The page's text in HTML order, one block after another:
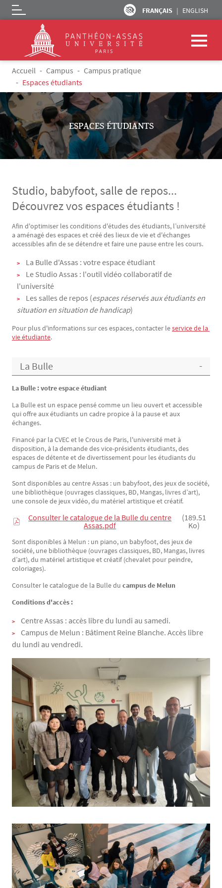
Aller au contenu principal
FRANÇAIS ENGLISH
Logo
Fil d'Ariane
Accueil Campus
Campus pratique
Espaces étudiants
ESPACES ÉTUDIANTS
Studio, babyfoot, salle de repos...
Découvrez vos espaces étudiants !
Texte
Afin d'optimiser les conditions d'études des étudiants, l’université
a aménagé des espaces et créé des lieux de vie et d'échanges
accessibles afin de se détendre et faire une pause entre les cours.
La Bulle d'Assas : votre espace étudiant
Le Studio Assas : l'outil vidéo collaboratif de
l'université
Les salles de repos (espaces réservés aux étudiants en
situation en situation de handicap)
Pour plus d'informations sur ces espaces, contacter leservice de la
vie étudiante.
La Bulle
La Bulle : votre espace étudiant
La Bulle est un espace pensé comme un lieu ouvert et accessible
qui offre aux étudiants un cadre propice à la pause et aux
échanges.
Financé par la CVEC et le Crous de Paris, l'université met à
disposition, à la demande des vice-présidents étudiants, des
espaces de détente et de divertissement pour les étudiants du
campus de Paris et de Melun.
Sont disponibles au centre Assas : un babyfoot, des jeux de société,
une bibliothèque (ouvrages classiques, BD, Mangas, livres d’art),
une console de jeux vidéo, du matériel artistique et créatif.
Consulter le catalogue de la Bulle du centre
Assas.pdf
(189.51
Ko)
Sont disponibles à Melun : un piano, un babyfoot, des jeux de
société, une bibliothèque (ouvrages classiques, BD, Mangas, livres
d’art), du matériel artistique et créatif (chevalet pour peindre,
coloriages).
Consulter le catalogue de la Bulle du campus de Melun
Conditions d'accès :
Centre Assas : accès libre du lundi au samedi.
Campus de Melun : Bâtiment Reine Blanche. Accès libre
du lundi au vendredi.
Image
Image